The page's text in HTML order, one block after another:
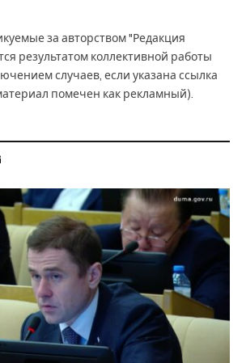
за авторством "Редакция
результатом коллективной работы
случаев, если указана ссылка
помечен как рекламный).